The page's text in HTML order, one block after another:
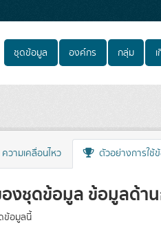
ชุดข้อมูล องค์กร กลุ่ม
ความเคลื่อนไหว ตัวอย่างการใช้
งชุดข้อมูล ข้อมูลด้
ข้อมูลนี้